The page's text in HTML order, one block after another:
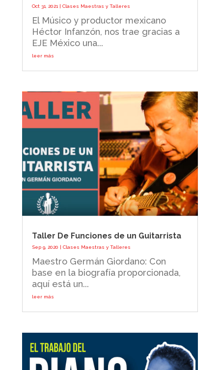
Oct 31, 2021 | Clases Maestras y Talleres
El Músico y productor mexicano
Héctor Infanzón, nos trae gracias a
EJE México una...
leer más
Taller De Funciones de un Guitarrista
Sep 9, 2020 Clases Maestras y Talleres
Maestro Germán Giordano: Con
base en la biografía proporcionada,
aquí está un...
leer más